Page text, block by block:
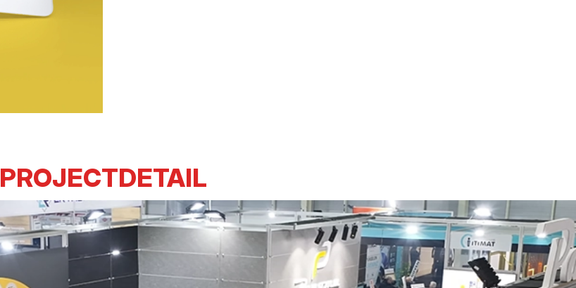
PROJECTDETAIL